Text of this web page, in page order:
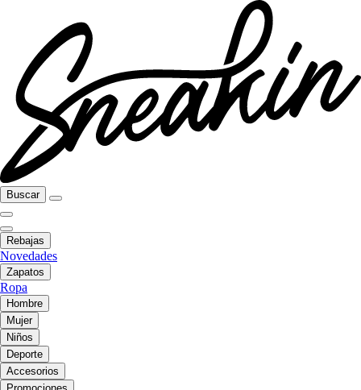
Buscar
Rebajas
Novedades
Zapatos
Ropa
Hombre
Mujer
Niños
Deporte
Accesorios